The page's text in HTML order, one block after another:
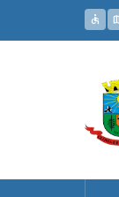
accessible